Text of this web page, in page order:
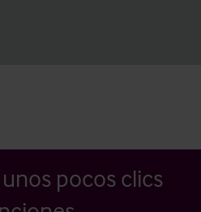
pocos clics